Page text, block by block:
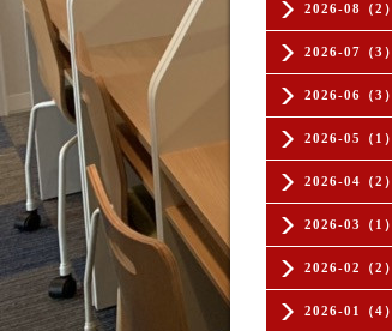
2026-08（2）
2026-07（3）
2026-06（3）
2026-05（1）
2026-04（2）
2026-03（1）
2026-02（2）
2026-01（4）